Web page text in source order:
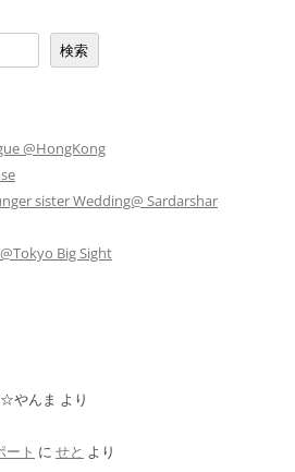
検索
@HongKong
sister Wedding@ Sardarshar
Big Sight
やんま より
ート に せと より